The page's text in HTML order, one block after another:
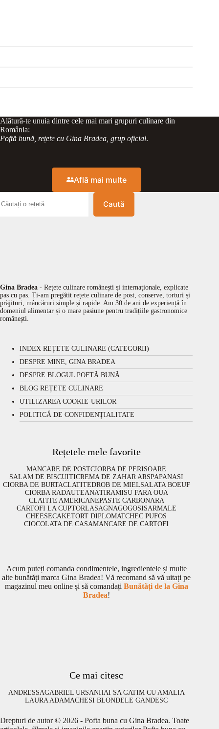
Alătură-te unuia dintre cele mai mari grupuri culinare din
România:
Poftă bună, rețete cu Gina Bradea, grup oficial.
Află mai multe
Caută
Gina Bradea - Rețete culinare românești și internaționale, explicate
pas cu pas. Ți-am pregătit rețete culinare de post, conserve, torturi și
prăjituri, mâncăruri simple și rapide. Am 30 de ani de experiență în
domeniul alimentar și o mare pasiune pentru tradițiile gastronomice
românești.
INDEX REȚETE CULINARE (CATEGORII)
DESPRE MINE, GINA BRADEA
DESPRE BLOGUL POFTĂ BUNĂ
BLOG REȚETE CULINARE
UTILIZAREA COOKIE-URILOR
POLITICĂ DE CONFIDENȚIALITATE
Rețetele mele favorite
MANCARE DE POSTCIORBA DE PERISOARE
SALAM DE BISCUITICREMA DE ZAHAR ARSPAPANASI
CIORBA DE BURTACLATITEDROB DE MIELSALATA BOEUF
CIORBA RADAUTEANATIRAMISU FARA OUA
CLATITE AMERICANEPASTE CARBONARA
CARTOFI LA CUPTORLASAGNAGOGOSISARMALE
CHEESECAKETORT DIPLOMATCHEC PUFOS
CIOCOLATA DE CASAMANCARE DE CARTOFI
Acum puteți comanda condimentele, ingredientele și multe
alte bunătăți marca Gina Bradea! Vă recomand să vă uitați pe
magazinul meu online și să comandați Bunătăți de la Gina
Bradea!
Ce mai citesc
ANDRESSAGABRIEL URSANHAI SA GATIM CU AMALIA
LAURA ADAMACHESI BLONDELE GANDESC
Drepturi de autor © 2026 - Pofta buna cu Gina Bradea. Toate